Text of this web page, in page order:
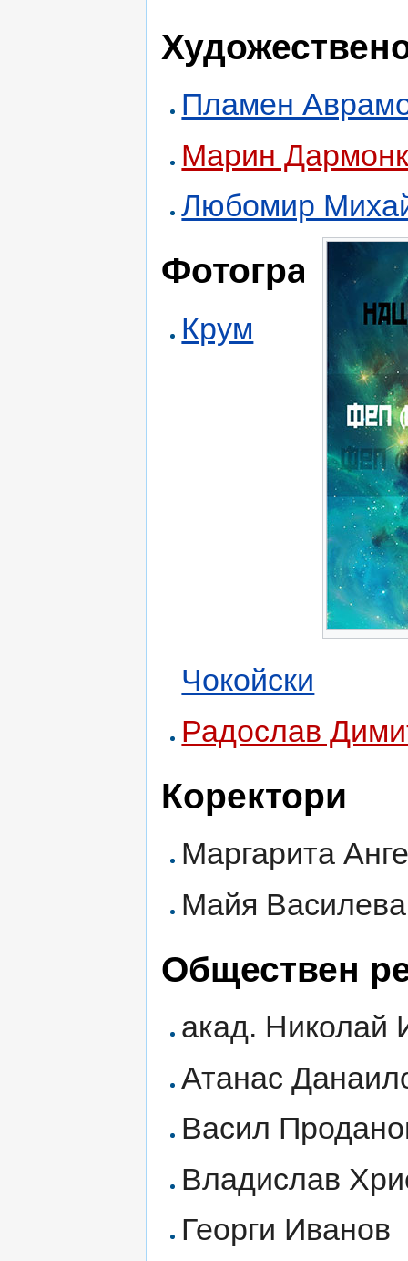
Пламен
Марин
Любомир
Фотографи
Крум
Чокойски
Радослав
Коректори
Маргарита
Майя Василева
Обществен
акад. Николай
Атанас
Васил
Владислав
Георги Иванов